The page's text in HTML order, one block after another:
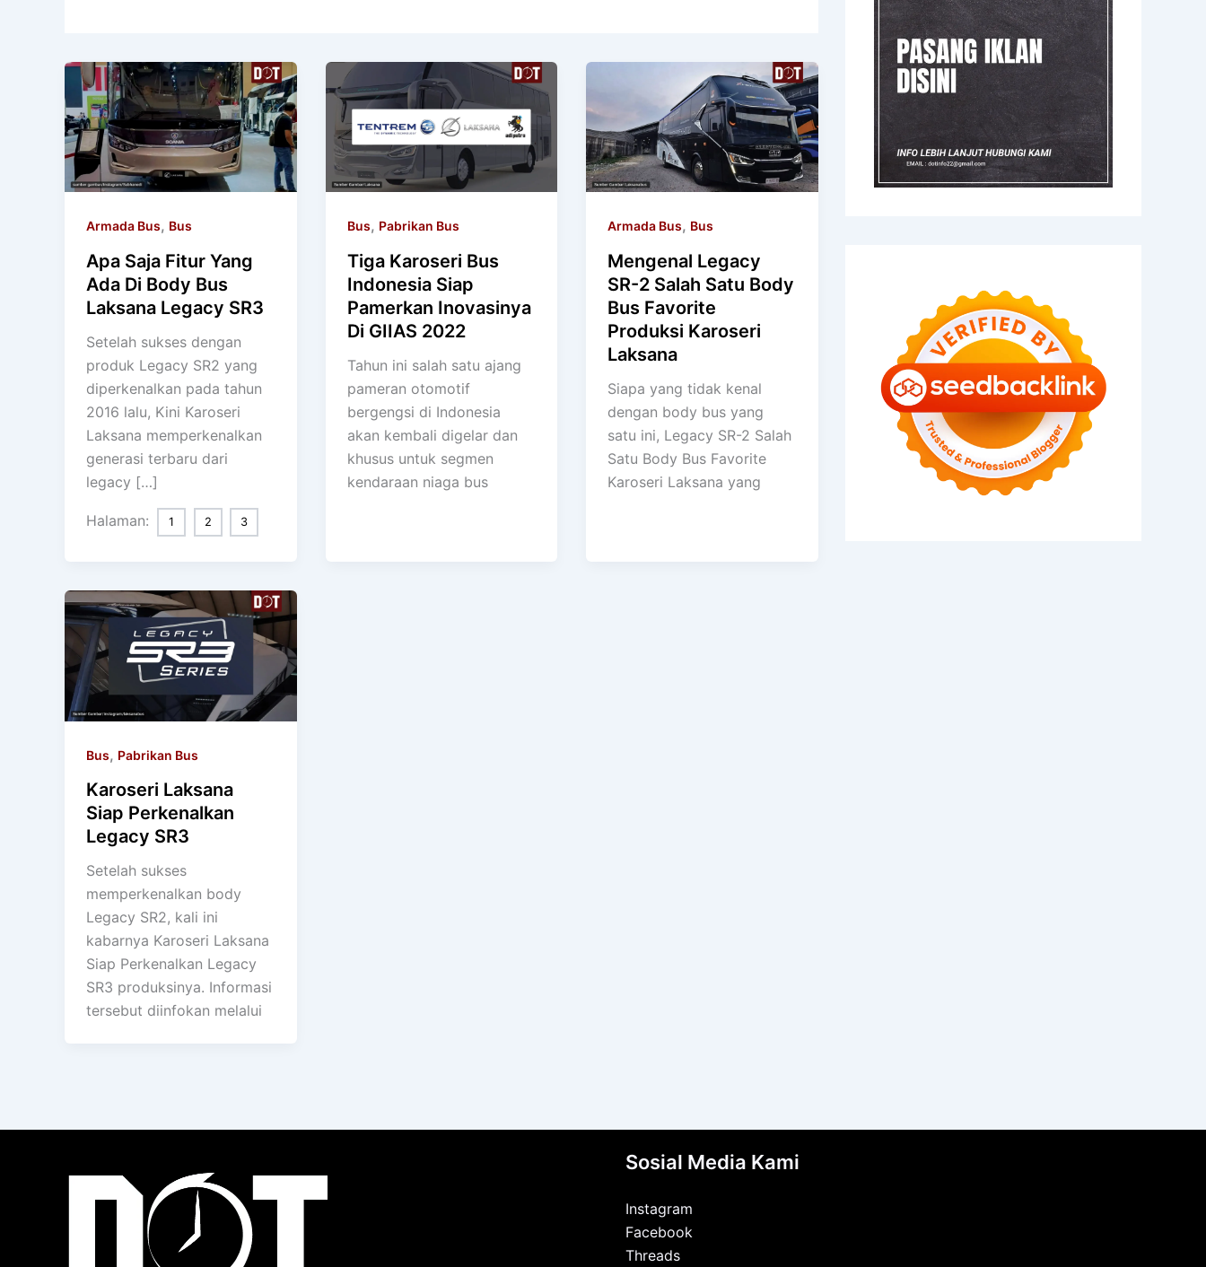
Armada Bus, Bus
Apa Saja Fitur Yang
Ada Di Body Bus
Laksana Legacy SR3
Setelah sukses dengan
produk Legacy SR2 yang
diperkenalkan pada tahun
2016 lalu, Kini Karoseri
Laksana memperkenalkan
generasi terbaru dari
legacy […]
Halaman: 1 2 3
Bus, Pabrikan Bus
Tiga Karoseri Bus
Indonesia Siap
Pamerkan Inovasinya
Di GIIAS 2022
Tahun ini salah satu ajang
pameran otomotif
bergengsi di Indonesia
akan kembali digelar dan
khusus untuk segmen
kendaraan niaga bus
Armada Bus, Bus
Mengenal Legacy
SR-2 Salah Satu Body
Bus Favorite
Produksi Karoseri
Laksana
Siapa yang tidak kenal
dengan body bus yang
satu ini, Legacy SR-2 Salah
Satu Body Bus Favorite
Karoseri Laksana yang
Bus, Pabrikan Bus
Karoseri Laksana
Siap Perkenalkan
Legacy SR3
Setelah sukses
memperkenalkan body
Legacy SR2, kali ini
kabarnya Karoseri Laksana
Siap Perkenalkan Legacy
SR3 produksinya. Informasi
tersebut diinfokan melalui
Sosial Media Kami
Instagram
Facebook
Threads